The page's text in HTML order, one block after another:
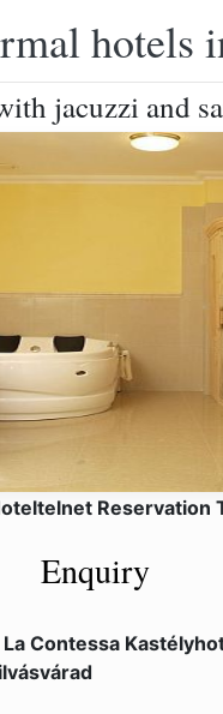
hotels
jacuzzi and
Enquiry
Contessa